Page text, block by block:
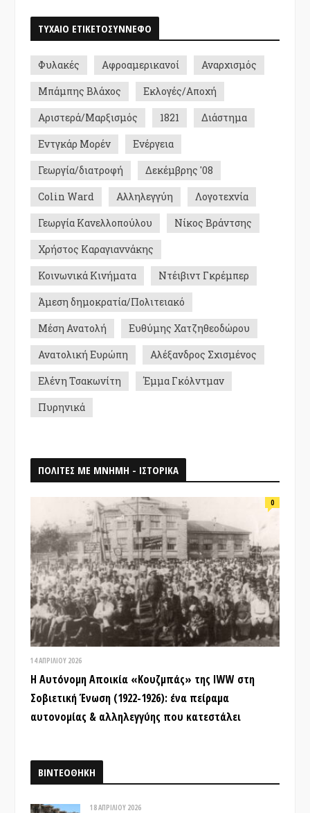
ΤΥΧΑΙΟ ΕΤΙΚΕΤΟΣΥΝΝΕΦΟ
Φυλακές Αφροαμερικανοί
Αναρχισμός
Μπάμπης Βλάχος
Εκλογές/Αποχή
Αριστερά/Μαρξισμός
1821
Διάστημα
Εντγκάρ Μορέν
Ενέργεια
Γεωργία/διατροφή
Δεκέμβρης '08
Colin Ward
Αλληλεγγύη
Λογοτεχνία
Γεωργία Κανελλοπούλου
Νίκος Βράντσης
Χρήστος Καραγιαννάκης
Κοινωνικά Κινήματα
Ντέιβιντ Γκρέμπερ
Άμεση δημοκρατία/Πολιτειακό
Μέση Ανατολή
Ευθύμης Χατζηθεοδώρου
Ανατολική Ευρώπη
Αλέξανδρος Σχισμένος
Ελένη Τσακωνίτη
Έμμα Γκόλντμαν
Πυρηνικά
ΠΟΛΙΤΕΣ ΜΕ ΜΝΗΜΗ - ΙΣΤΟΡΙΚΑ
0
14 ΑΠΡΙΛΊΟΥ 2026
Η Αυτόνομη Αποικία «Κουζμπάς» της IWW στη
Σοβιετική Ένωση (1922-1926): ένα πείραμα
αυτονομίας & αλληλεγγύης που κατεστάλει
ΒΙΝΤΕΟΘΗΚΗ
18 ΑΠΡΙΛΊΟΥ 2026